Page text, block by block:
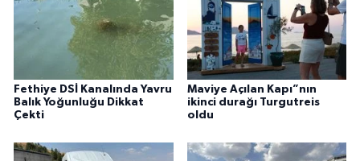
Fethiye DSİ Kanalında Yavru
Balık Yoğunluğu Dikkat
Çekti
Maviye Açılan Kapı”nın
ikinci durağı Turgutreis
oldu